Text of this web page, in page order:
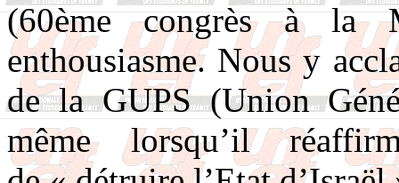
(60ème congrès à la
enthousiasme. Nous y
de la GUPS (Union
même lorsqu’il